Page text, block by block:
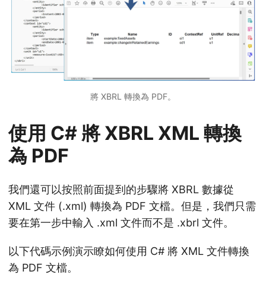
將 XBRL 轉換為 PDF。
使用 C# 將 XBRL XML 轉換
為 PDF
我們還可以按照前面提到的步驟將 XBRL 數據從
XML 文件 (.xml) 轉換為 PDF 文檔。但是，我們只需
要在第一步中輸入 .xml 文件而不是 .xbrl 文件。
以下代碼示例演示瞭如何使用 C# 將 XML 文件轉換
為 PDF 文檔。